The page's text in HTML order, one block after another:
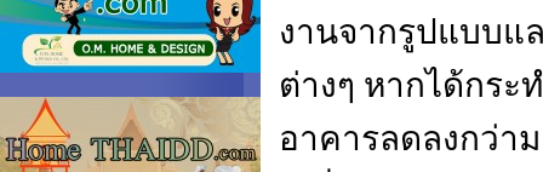
งานจากรูปแบบแ
ต่างๆ หากได้กระ
อาคารลดลงกว่า